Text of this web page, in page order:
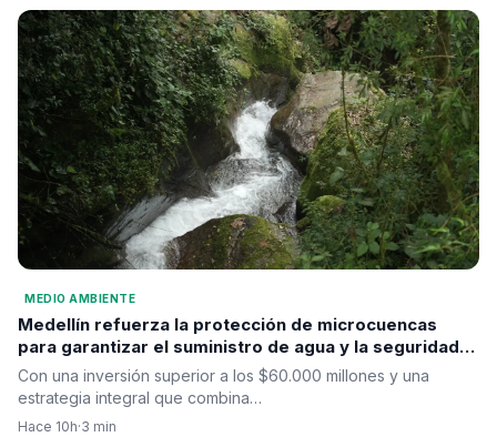
MEDIO AMBIENTE
Medellín refuerza la protección de microcuencas
para garantizar el suministro de agua y la seguridad
hídrica
Con una inversión superior a los $60.000 millones y una
estrategia integral que combina…
Hace 10h·3 min